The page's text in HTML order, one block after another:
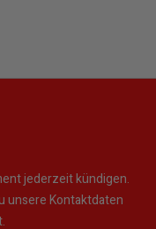
jederzeit kündigen.
unsere Kontaktdaten